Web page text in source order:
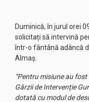
Duminică, în jurul orei
solicitați să intervină
într-o fântână adâncă
Almaș.
“Pentru misiune au
Gărzii de Intervenție
dotată cu modul de